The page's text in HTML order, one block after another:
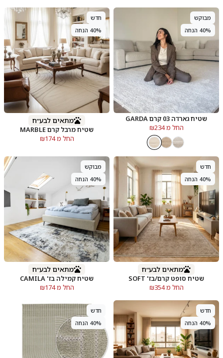
מבוקש
40% הנחה
שטיח גארדה 03 קרם GARDA
החל מ ₪234
חדש
40% הנחה
מתאים לבע״ח
שטיח מרבל קרם MARBLE
החל מ ₪174
חדש
40% הנחה
מתאים לבע״ח
שטיח סופט קרם/בז' SOFT
החל מ ₪354
מבוקש
40% הנחה
מתאים לבע״ח
שטיח קמילה בז' CAMILA
החל מ ₪174
חדש
40% הנחה
חדש
40% הנחה